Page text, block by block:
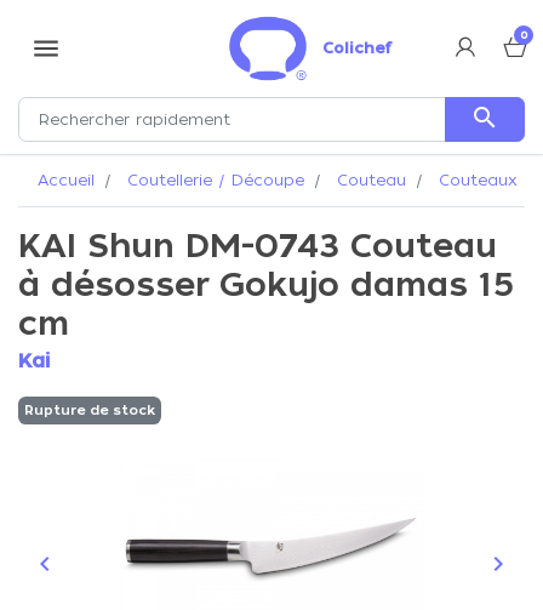
menu Colichef
0
search
Accueil Coutellerie / Découpe Couteau Couteaux
KAI Shun DM-0743 Couteau
à désosser Gokujo damas 15
cm
Kai
Rupture de stock
Précédent
keyboard_arrow_left keyboard_arrow_right